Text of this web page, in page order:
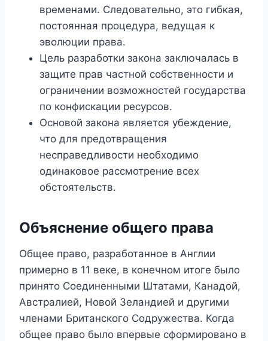
временами. Следовательно, это гибкая,
постоянная процедура, ведущая к
эволюции права.
Цель разработки закона заключалась в
защите прав частной собственности и
ограничении возможностей государства
по конфискации ресурсов.
Основой закона является убеждение,
что для предотвращения
несправедливости необходимо
одинаковое рассмотрение всех
обстоятельств.
Объяснение общего права
Общее право, разработанное в Англии
примерно в 11 веке, в конечном итоге было
принято Соединенными Штатами, Канадой,
Австралией, Новой Зеландией и другими
членами Британского Содружества. Когда
общее право было впервые сформировано в